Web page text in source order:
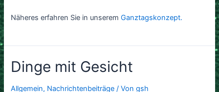
Näheres erfahren Sie in unseremGanztagskonzept.
Dinge mit Gesicht
Allgemein, Nachrichtenbeiträge / Vongsh